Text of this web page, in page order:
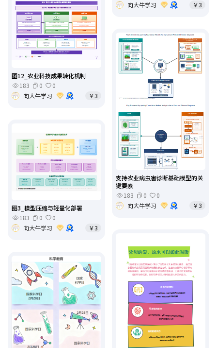
向大牛学习
￥3
图12_农业科技成果转化机制
183
0
0
向大牛学习
￥3
支持农业病虫害诊断基础模型的关
键要素
183
0
0
向大牛学习
￥3
图3_模型压缩与轻量化部署
183
0
0
向大牛学习
￥3